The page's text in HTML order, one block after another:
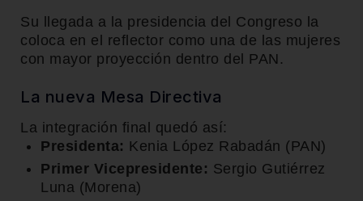
Su llegada a la presidencia del Congreso la
coloca en el reflector como una de las mujeres
con mayor proyección dentro del PAN.
La nueva Mesa Directiva
La integración final quedó así:
Presidenta: Kenia López Rabadán (PAN)
Primer Vicepresidente: Sergio Gutiérrez
Luna (Morena)